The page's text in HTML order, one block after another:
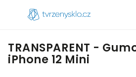
TRANSPARENT -
iPhone 12 Mini